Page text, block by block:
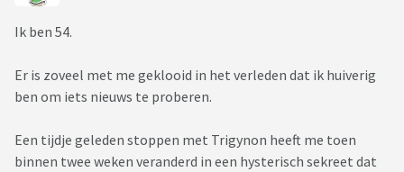
Ik ben 54.
Er is zoveel met me geklooid in het verleden dat ik huiverig
ben om iets nieuws te proberen.
Een tijdje geleden stoppen met Trigynon heeft me toen
binnen twee weken veranderd in een hysterisch sekreet dat